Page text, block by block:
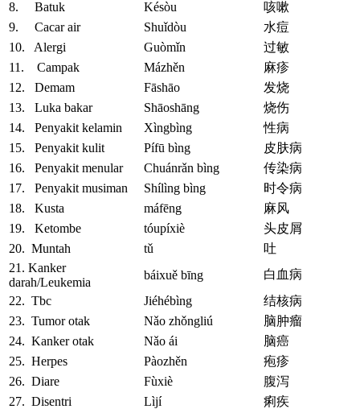
8. Batuk
Késòu
咳嗽
9. Cacar air
Shuǐdòu
水痘
10. Alergi
Guòmǐn
过敏
11. Campak
Mázhěn
麻疹
12. Demam
Fāshāo
发烧
13. Luka bakar
Shāoshāng
烧伤
14. Penyakit kelamin
Xìngbìng
性病
15. Penyakit kulit
Pífū bìng
皮肤病
16. Penyakit menular
Chuánrǎn bìng
传染病
17. Penyakit musiman
Shílìng bìng
时令病
18. Kusta
máfēng
麻风
19. Ketombe
tóupíxiè
头皮屑
20. Muntah
tǔ
吐
21. Kanker
darah/Leukemia
báixuě bīng
白血病
22. Tbc
Jiéhébìng
结核病
23. Tumor otak
Nǎo zhǒngliú
脑肿瘤
24. Kanker otak
Nǎo ái
脑癌
25. Herpes
Pàozhěn
疱疹
26. Diare
Fùxiè
腹泻
27. Disentri
Lìjí
痢疾